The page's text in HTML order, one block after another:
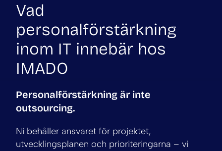
Vad
personalförstärkning
inom IT innebär hos
IMADO
Personalförstärkning är inte
outsourcing.
Ni behåller ansvaret för projektet,
utvecklingsplanen och prioriteringarna – vi